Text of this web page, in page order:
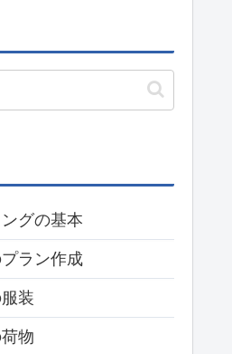
グの基本
ラン作成
装
物